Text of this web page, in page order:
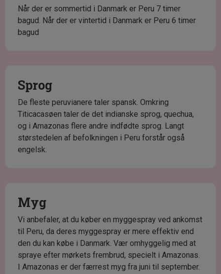
Når der er sommertid i Danmark er Peru 7 timer
bagud. Når der er vintertid i Danmark er Peru 6 timer
bagud
Sprog
De fleste peruvianere taler spansk. Omkring
Titicacasøen taler de det indianske sprog, quechua,
og i Amazonas flere andre indfødte sprog. Langt
størstedelen af befolkningen i Peru forstår også
engelsk.
Myg
Vi anbefaler, at du køber en myggespray ved ankomst
til Peru, da deres myggespray er mere effektiv end
den du kan købe i Danmark. Vær omhyggelig med at
spraye efter mørkets frembrud, specielt i Amazonas.
I Amazonas er der færrest myg fra juni til september.